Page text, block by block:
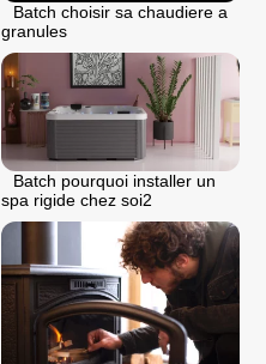
Batch choisir sa chaudiere a
granules
Batch pourquoi installer un
spa rigide chez soi2